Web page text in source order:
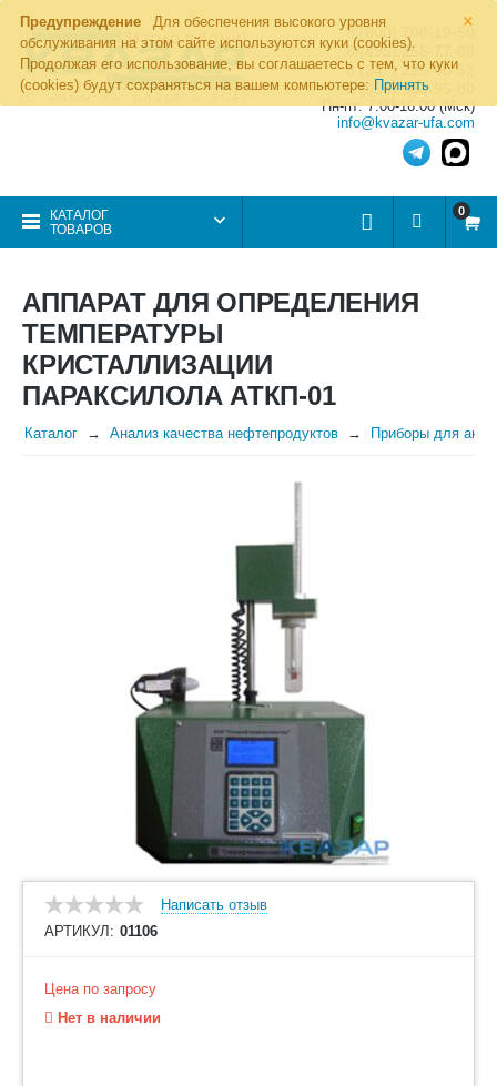
×
Предупреждение
Для обеспечения высокого уровня
обслуживания на этом сайте используются куки (cookies).
Продолжая его использование, вы соглашаетесь с тем, что куки
(cookies) будут сохраняться на вашем компьютере: Принять
8 (800) 700-19-50
8 (495) 255-77-08
8 (347) 225-00-52
8 (986) 963-95-80
Пн-пт: 7.00-16.00 (Мск)
info@kvazar-ufa.com
КАТАЛОГ
ТОВАРОВ
0
АППАРАТ ДЛЯ ОПРЕДЕЛЕНИЯ
ТЕМПЕРАТУРЫ
КРИСТАЛЛИЗАЦИИ
ПАРАКСИЛОЛА АТКП-01
Каталог Анализ качества нефтепродуктов Приборы для
Написать отзыв
АРТИКУЛ: 01106
Цена по запросу
Нет в наличии